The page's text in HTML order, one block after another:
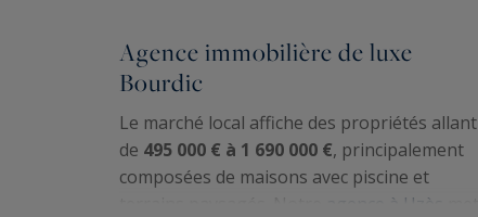
Agence immobilière de luxe
Bourdic
Le marché local affiche des propriétés allant
de 495 000 € à 1 690 000 €, principalement
composées de maisons avec piscine et
agence à Uzès